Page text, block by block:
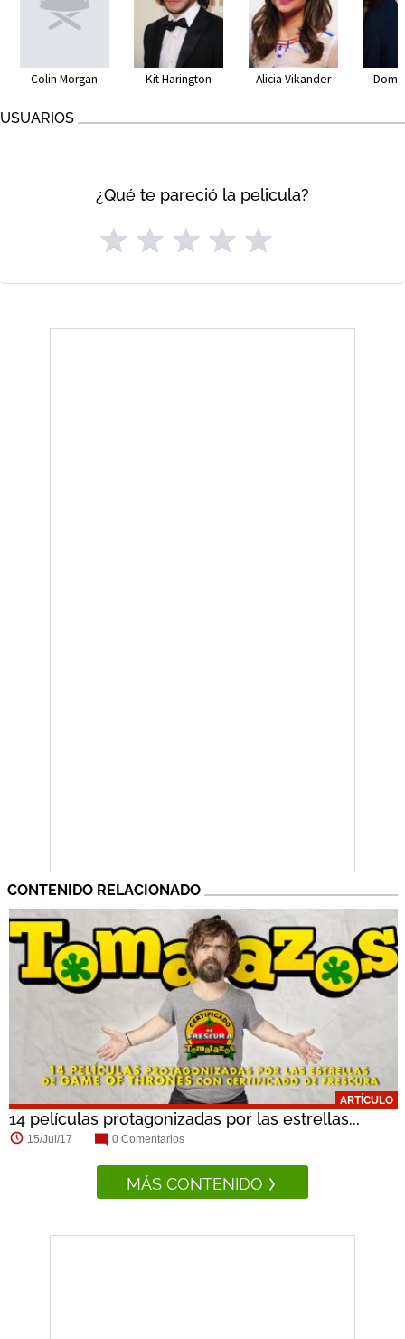
Colin Morgan Kit Harington Alicia Vikander
USUARIOS
¿Qué te pareció la pelicula?
CONTENIDO RELACIONADO
ARTÍCULO
14 películas protagonizadas por las estrellas...
15/Jul/17 0 Comentarios
MÁS CONTENIDO